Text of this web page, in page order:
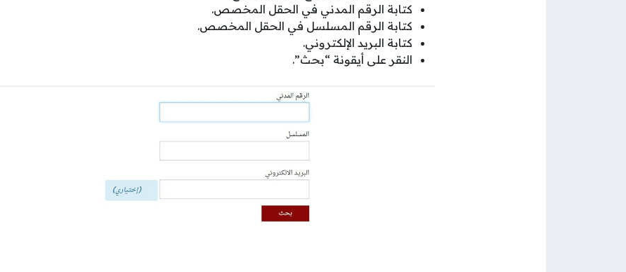
كتابة الرقم المدني في الحقل المخصص.
كتابة الرقم المسلسل في الحقل المخصص.
كتابة البريد الإلكتروني.
النقر على أيقونة “بحث”.